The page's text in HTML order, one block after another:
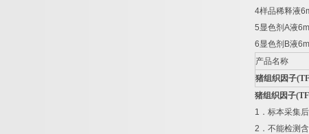
4样品稀释液
5显色剂 A液
6显色剂 B液
产品名称
猪组织因子
猪组织因子
1 ．标本采集
2 ．不能检测含